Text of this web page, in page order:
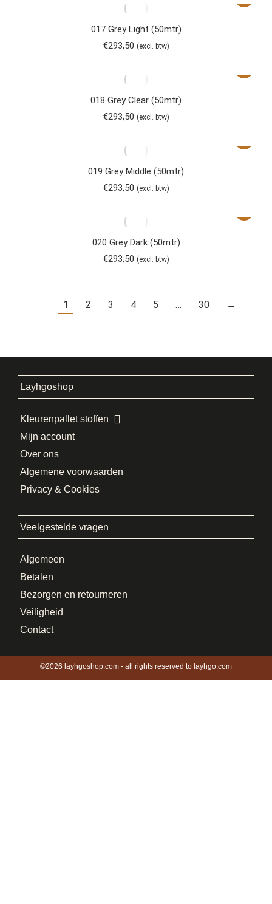
017 Grey Light (50mtr)
€293,50 (excl. btw)
018 Grey Clear (50mtr)
€293,50 (excl. btw)
019 Grey Middle (50mtr)
€293,50 (excl. btw)
020 Grey Dark (50mtr)
€293,50 (excl. btw)
1 2 3 4 5 … 30 →
Layhgoshop
Kleurenpallet stoffen
Mijn account
Over ons
Algemene voorwaarden
Privacy & Cookies
Veelgestelde vragen
Algemeen
Betalen
Bezorgen en retourneren
Veiligheid
Contact
©2026 layhgoshop.com - all rights reserved to layhgo.com